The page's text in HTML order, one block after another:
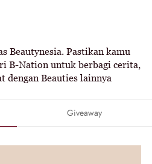
Beautynesia. Pastikan kamu
B-Nation untuk berbagi cerita,
dengan Beauties lainnya
Giveaway